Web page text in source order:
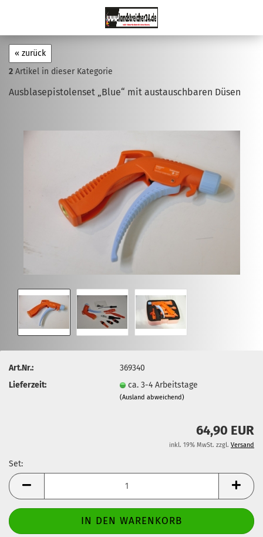
« zurück
2 Artikel in dieser Kategorie
Ausblasepistolenset „Blue“ mit austauschbaren Düsen
Art.Nr.:
369340
Lieferzeit:
ca. 3-4 Arbeitstage
(Ausland abweichend)
64,90 EUR
inkl. 19% MwSt. zzgl. Versand
Set:
Set